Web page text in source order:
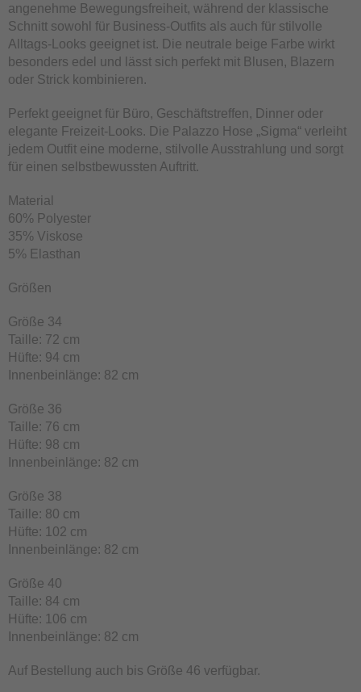
angenehme Bewegungsfreiheit, während der klassische
Schnitt sowohl für Business-Outfits als auch für stilvolle
Alltags-Looks geeignet ist. Die neutrale beige Farbe wirkt
besonders edel und lässt sich perfekt mit Blusen, Blazern
oder Strick kombinieren.
Perfekt geeignet für Büro, Geschäftstreffen, Dinner oder
elegante Freizeit-Looks. Die Palazzo Hose „Sigma“ verleiht
jedem Outfit eine moderne, stilvolle Ausstrahlung und sorgt
für einen selbstbewussten Auftritt.
Material
60% Polyester
35% Viskose
5% Elasthan
Größen
Größe 34
Taille: 72 cm
Hüfte: 94 cm
Innenbeinlänge: 82 cm
Größe 36
Taille: 76 cm
Hüfte: 98 cm
Innenbeinlänge: 82 cm
Größe 38
Taille: 80 cm
Hüfte: 102 cm
Innenbeinlänge: 82 cm
Größe 40
Taille: 84 cm
Hüfte: 106 cm
Innenbeinlänge: 82 cm
Auf Bestellung auch bis Größe 46 verfügbar.